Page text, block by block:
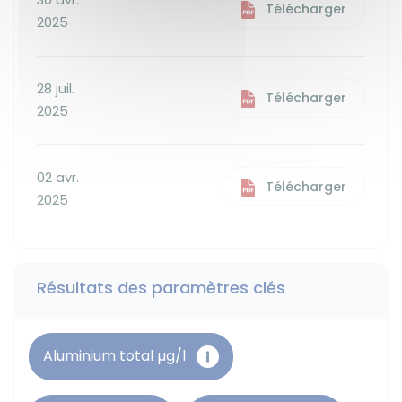
2025
Télécharger
28 juil.
2025
Télécharger
02 avr.
2025
Télécharger
Résultats des paramètres clés
Aluminium total µg/l
Aluminium total µg/l
Chlore libre
Microbiologie - ECOLI
Microbiologie - STRF
FER TOTAL
Nitrates
TOTAL DES PESTICIDES ANALYSÉS
TURBIDITÉ